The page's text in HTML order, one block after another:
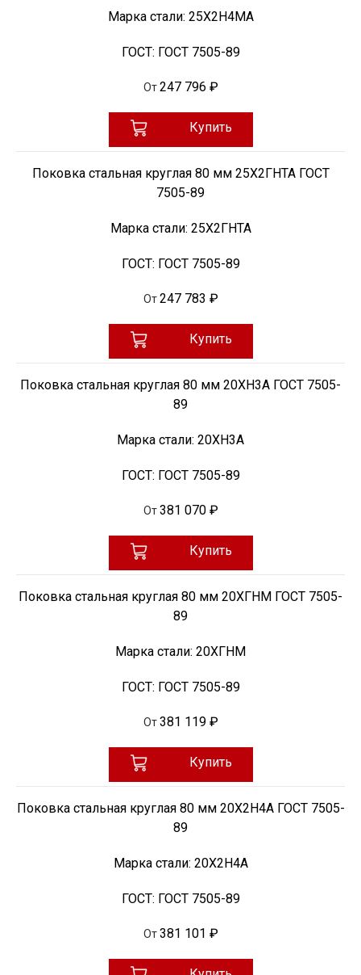
Марка стали: 25Х2Н4МА
ГОСТ: ГОСТ 7505-89
От 247 796 ₽
Купить
Поковка стальная круглая 80 мм 25Х2ГНТА ГОСТ
7505-89
Марка стали: 25Х2ГНТА
ГОСТ: ГОСТ 7505-89
От 247 783 ₽
Купить
Поковка стальная круглая 80 мм 20ХН3А ГОСТ 7505-
89
Марка стали: 20ХН3А
ГОСТ: ГОСТ 7505-89
От 381 070 ₽
Купить
Поковка стальная круглая 80 мм 20ХГНМ ГОСТ 7505-
89
Марка стали: 20ХГНМ
ГОСТ: ГОСТ 7505-89
От 381 119 ₽
Купить
Поковка стальная круглая 80 мм 20Х2Н4А ГОСТ 7505-
89
Марка стали: 20Х2Н4А
ГОСТ: ГОСТ 7505-89
От 381 101 ₽